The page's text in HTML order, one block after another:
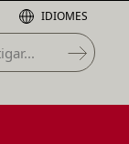
IDIOMES